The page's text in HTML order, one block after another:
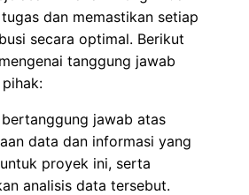
dan memastikan setiap
secara optimal. Berikut
tanggung jawab
bertanggung jawab atas
data dan informasi yang
proyek ini, serta
analisis data tersebut.